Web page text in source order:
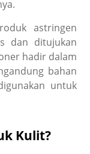
astringen
dan ditujukan
hadir dalam
bahan
untuk
Kulit?